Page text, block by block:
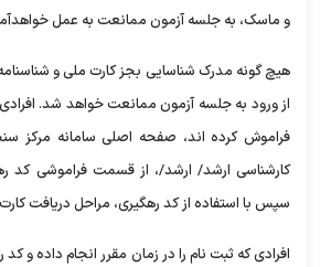
و ماسک، به جلسه آزمون ممانعت به عمل
هیچ گونه مدرک شناسایی بجز کارت ملی و
از ورود به جلسه آزمون ممانعت خواهد شد.
فراموش کرده اند، صفحه اصلی سامانه مرکز
کارشناسی ارشد/ ارشد/، از قسمت فراموشی کد
سپس با استفاده از کد رهگیری، مراحل دریافت
افرادی که ثبت نام را در زمان مقرر انجام داده و